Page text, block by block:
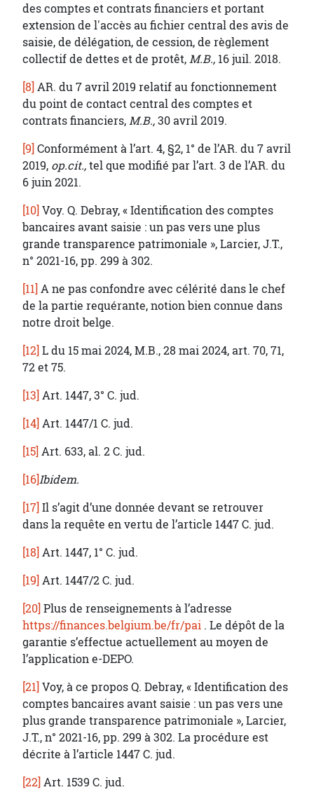
des comptes et contrats financiers et portant
extension de l'accès au fichier central des avis de
saisie, de délégation, de cession, de règlement
collectif de dettes et de protêt,M.B., 16 juil. 2018.
[8] AR. du 7 avril 2019 relatif au fonctionnement
du point de contact central des comptes et
contrats financiers,M.B.,30 avril 2019.
[9] Conformément à l’art. 4, §2, 1° de l’AR. du 7 avril
2019, op.cit.,tel que modifié par l’art. 3 de l’AR. du
6 juin 2021.
[10] Voy. Q. Debray, « Identification des comptes
bancaires avant saisie : un pas vers une plus
grande transparence patrimoniale », Larcier, J.T.,
n° 2021-16, pp. 299 à 302.
[11] A ne pas confondre avec célérité dans le chef
de la partie requérante, notion bien connue dans
notre droit belge.
[12] L du 15 mai 2024, M.B., 28 mai 2024, art. 70, 71,
72 et 75.
[13] Art. 1447, 3° C. jud.
[14] Art. 1447/1 C. jud.
[15] Art. 633, al. 2 C. jud.
[16]Ibidem.
[17] Il s’agit d’une donnée devant se retrouver
dans la requête en vertu de l’article 1447 C. jud.
[18] Art. 1447, 1° C. jud.
[19] Art. 1447/2 C. jud.
[20] Plus de renseignements à l’adresse
https://finances.belgium.be/fr/pai . Le dépôt de la
garantie s’effectue actuellement au moyen de
l’application e-DEPO.
[21] Voy, à ce propos Q. Debray, « Identification des
comptes bancaires avant saisie : un pas vers une
plus grande transparence patrimoniale », Larcier,
J.T., n° 2021-16, pp. 299 à 302. La procédure est
décrite à l’article 1447 C. jud.
[22] Art. 1539 C. jud.